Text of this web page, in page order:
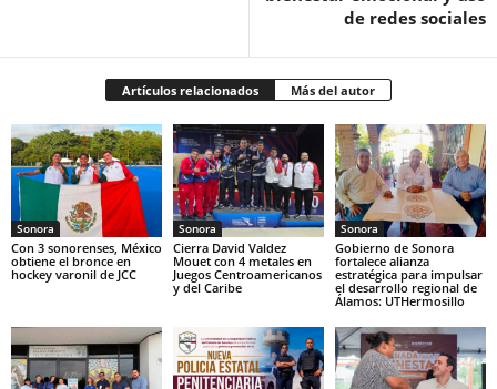
de redes sociales
Artículos relacionados Más del autor
Sonora
Con 3 sonorenses, México
obtiene el bronce en
hockey varonil de JCC
Sonora
Cierra David Valdez
Mouet con 4 metales en
Juegos Centroamericanos
y del Caribe
Sonora
Gobierno de Sonora
fortalece alianza
estratégica para impulsar
el desarrollo regional de
Álamos: UTHermosillo